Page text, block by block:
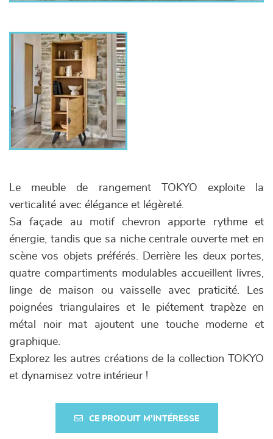
Le meuble de rangement TOKYO exploite la
verticalité avec élégance et légèreté.
Sa façade au motif chevron apporte rythme et
énergie, tandis que sa niche centrale ouverte met en
scène vos objets préférés. Derrière les deux portes,
quatre compartiments modulables accueillent livres,
linge de maison ou vaisselle avec praticité. Les
poignées triangulaires et le piétement trapèze en
métal noir mat ajoutent une touche moderne et
graphique.
Explorez les autres créations de la collection TOKYO
et dynamisez votre intérieur !
CE PRODUIT M'INTÉRESSE